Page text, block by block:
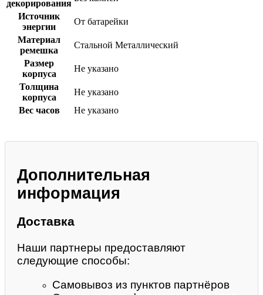
декорирования
Источник
энергии
От батарейки
Материал
ремешка
Стальной Металлический
Размер
корпуса
Не указано
Толщина
корпуса
Не указано
Вес часов
Не указано
Дополнительная
информация
Доставка
Наши партнеры предоставляют
следующие способы:
Самовывоз из пунктов партнёров